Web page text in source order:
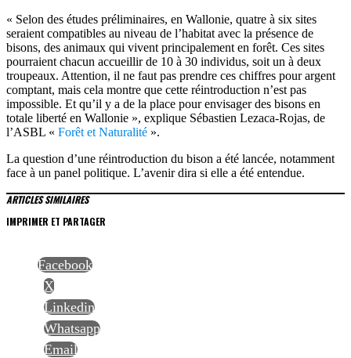
« Selon des études préliminaires, en Wallonie, quatre à six sites
seraient compatibles au niveau de l’habitat avec la présence de
bisons, des animaux qui vivent principalement en forêt. Ces sites
pourraient chacun accueillir de 10 à 30 individus, soit un à deux
troupeaux. Attention, il ne faut pas prendre ces chiffres pour argent
comptant, mais cela montre que cette réintroduction n’est pas
impossible. Et qu’il y a de la place pour envisager des bisons en
totale liberté en Wallonie », explique Sébastien Lezaca-Rojas, de
l’ASBL « Forêt et Naturalité ».
La question d’une réintroduction du bison a été lancée, notamment
face à un panel politique. L’avenir dira si elle a été entendue.
ARTICLES SIMILAIRES
IMPRIMER ET PARTAGER
Facebook
X
Linkedin
Whatsapp
Email